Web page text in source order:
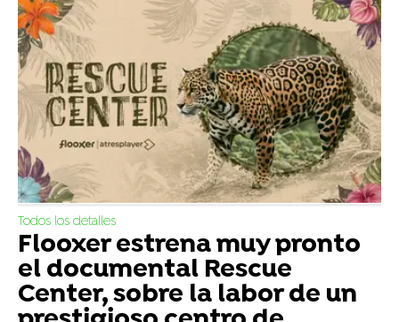
Todos los detalles
Flooxer estrena muy pronto
el documental Rescue
Center, sobre la labor de un